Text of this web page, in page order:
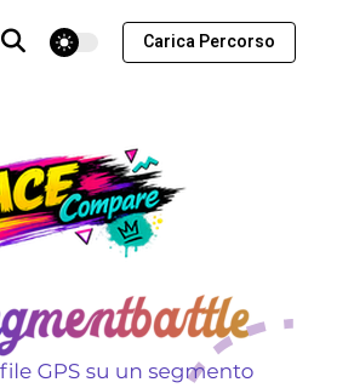
theme switcher Carica Percorso